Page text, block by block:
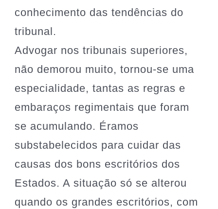
conhecimento das tendências do
tribunal.
Advogar nos tribunais superiores,
não demorou muito, tornou-se uma
especialidade, tantas as regras e
embaraços regimentais que foram
se acumulando. Éramos
substabelecidos para cuidar das
causas dos bons escritórios dos
Estados. A situação só se alterou
quando os grandes escritórios, com